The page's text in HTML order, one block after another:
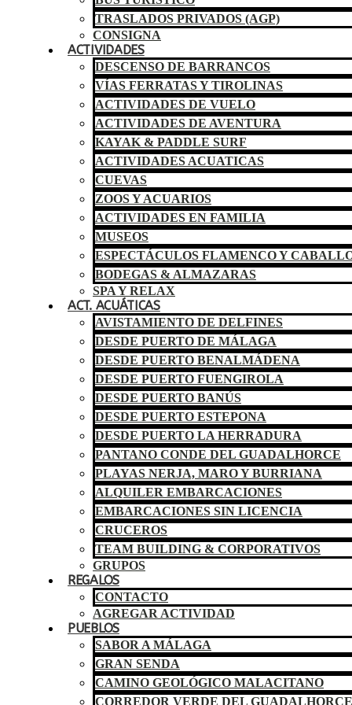
TRASLADOS PRIVADOS (AGP)
CONSIGNA
ACTIVIDADES
DESCENSO DE BARRANCOS
VÍAS FERRATAS Y TIROLINAS
ACTIVIDADES DE VUELO
ACTIVIDADES DE AVENTURA
KAYAK & PADDLE SURF
ACTIVIDADES ACUATICAS
CUEVAS
ZOOS Y ACUARIOS
ACTIVIDADES EN FAMILIA
MUSEOS
ESPECTÁCULOS FLAMENCO Y
BODEGAS & ALMAZARAS
SPA Y RELAX
ACT. ACUÁTICAS
AVISTAMIENTO DE DELFINES
DESDE PUERTO DE MÁLAGA
DESDE PUERTO BENALMÁDENA
DESDE PUERTO FUENGIROLA
DESDE PUERTO BANÚS
DESDE PUERTO ESTEPONA
DESDE PUERTO LA HERRADURA
PANTANO CONDE DEL GUADALHORCE
PLAYAS NERJA, MARO Y BURRIANA
ALQUILER EMBARCACIONES
EMBARCACIONES SIN LICENCIA
CRUCEROS
TEAM BUILDING & CORPORATIVOS
GRUPOS
REGALOS
CONTACTO
AGREGAR ACTIVIDAD
PUEBLOS
SABOR A MÁLAGA
GRAN SENDA
CAMINO GEOLÓGICO MALACITANO
CORREDOR VERDE DEL GUADALHORCE